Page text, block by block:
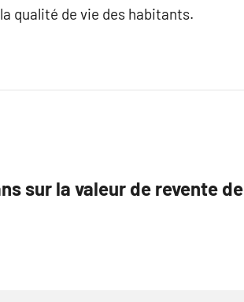
qualité de vie des habitants.
sur la valeur de revente de